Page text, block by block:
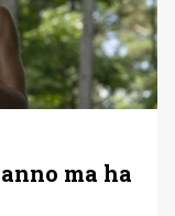
ma ha